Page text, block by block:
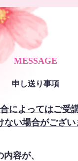
MESSAGE
申し送り事項
によってはご受
ない場合がござい
容が、